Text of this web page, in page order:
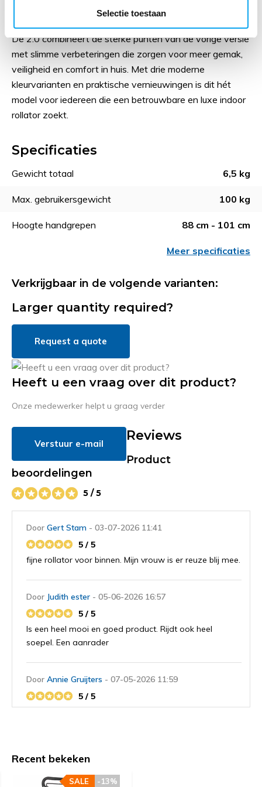
Selectie toestaan
De 2.0 combineert de sterke punten van de vorige versie
met slimme verbeteringen die zorgen voor meer gemak,
veiligheid en comfort in huis. Met drie moderne
kleurvarianten en praktische vernieuwingen is dit hét
model voor iedereen die een betrouwbare en luxe indoor
rollator zoekt.
Specificaties
Gewicht totaal 6,5 kg
Max. gebruikersgewicht 100 kg
Hoogte handgrepen 88 cm - 101 cm
Meer specificaties
Verkrijgbaar in de volgende varianten:
Larger quantity required?
Request a quote
Heeft u een vraag over dit product?
Onze medewerker helpt u graag verder
Verstuur e-mail
Reviews
Product
beoordelingen
5 / 5
Door Gert Stam - 03-07-2026 11:41
5 / 5
fijne rollator voor binnen. Mijn vrouw is er reuze blij mee.
Door Judith ester - 05-06-2026 16:57
5 / 5
Is een heel mooi en goed product. Rijdt ook heel
soepel. Een aanrader
Door Annie Gruijters - 07-05-2026 11:59
5 / 5
5 / 5
Handig, lekker licht, goed wendbaar. Een aanwinst,
Recent bekeken
-13%
SALE